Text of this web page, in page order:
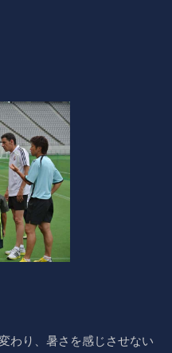
わり、暑さを感じさせない